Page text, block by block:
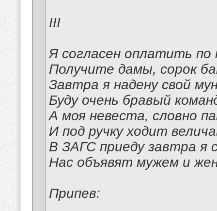
III
Я согласен оплатить по
Получите дамы, сорок
Завтра я надену свой
Буду очень бравый
А моя невеста, словно
И под ручку ходит
В ЗАГС приеду завтра я
Нас объявят мужем и
Припев: